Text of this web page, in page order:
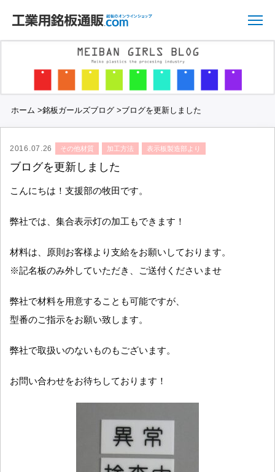
ホーム >銘板ガールズブログ>ブログを更新しました
2016.07.26 その他材質 加工方法 表示板製造部より
ブログを更新しました
こんにちは！支援部の牧田です。
弊社では、集合表示灯の加工もできます！
材料は、原則お客様より支給をお願いしております。
※記名板のみ外していただき、ご送付くださいませ
弊社で材料を用意することも可能ですが、
型番のご指示をお願い致します。
弊社で取扱いのないものもございます。
お問い合わせをお待ちしております！